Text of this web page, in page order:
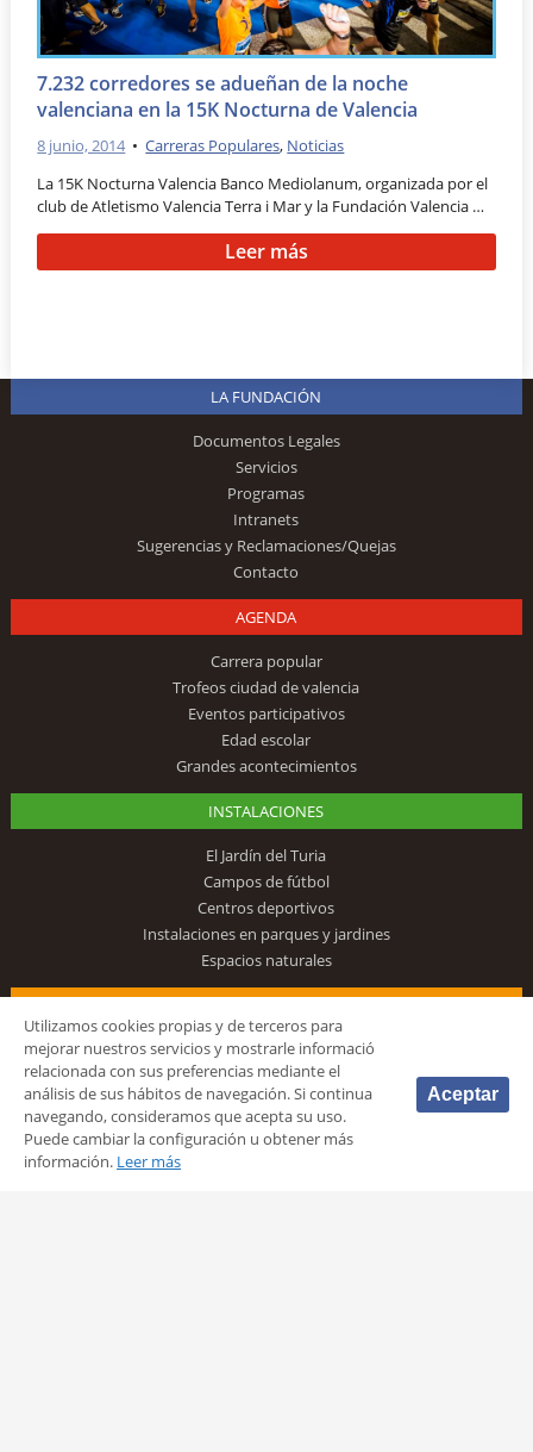
7.232 corredores se adueñan de la noche
valenciana en la 15K Nocturna de Valencia
8 junio, 2014 •Carreras Populares, Noticias
La 15K Nocturna Valencia Banco Mediolanum, organizada por el
club de Atletismo Valencia Terra i Mar y la Fundación Valencia …
Leer más
LA FUNDACIÓN
Documentos Legales
Servicios
Programas
Intranets
Sugerencias y Reclamaciones/Quejas
Contacto
AGENDA
Carrera popular
Trofeos ciudad de valencia
Eventos participativos
Edad escolar
Grandes acontecimientos
INSTALACIONES
El Jardín del Turia
Campos de fútbol
Centros deportivos
Instalaciones en parques y jardines
Espacios naturales
Voluntariado deportivo de Valencia
Turismo y deporte
Económica y conocimiento
Premios
PERFIL DEL CONTRATANTE
Utilizamos cookies propias y de terceros para
mejorar nuestros servicios y mostrarle informació
relacionada con sus preferencias mediante el
análisis de sus hábitos de navegación. Si continua
navegando, consideramos que acepta su uso.
Puede cambiar la configuración u obtener más
información. Leer más
Aceptar